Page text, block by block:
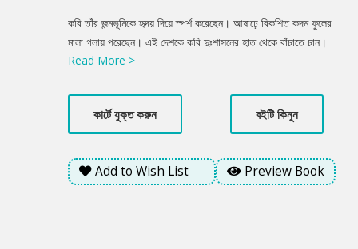
Product
Summery
কবি তাঁর জন্মভূমিকে হৃদয় দিয়ে স্পর্শ করেছেন। আষাঢ়ে বিকশিত কদম ফুলের
মালা গলায় পরেছেন। এই দেশকে কবি দুঃশাসনের হাত থেকে বাঁচাতে চান।
দুঃশাসনের রাজনীতি দূর হওয়ার কথা কবি নির্মলেন্দু গুণ তাঁর কবিতার চরণে তুলে
Read More >
কার্টে যুক্ত করুন বইটি কিনুন
Add to Wish List Preview Book